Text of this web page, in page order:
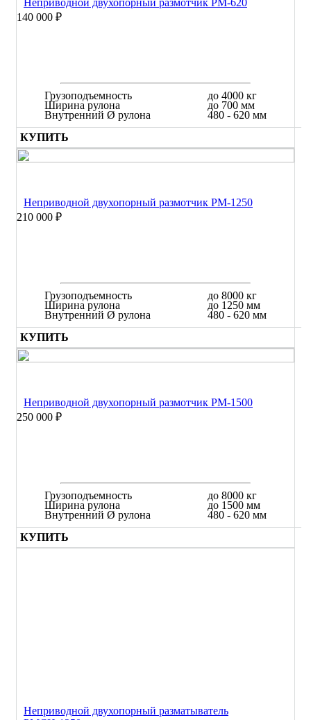
140 000 ₽
Грузоподъемность
Ширина рулона
Внутренний Ø рулона
до 4000 кг
до 700 мм
480 - 620 мм
КУПИТЬ
Неприводной двухопорный размотчик РМ-1250
210 000 ₽
Грузоподъемность
Ширина рулона
Внутренний Ø рулона
до 8000 кг
до 1250 мм
480 - 620 мм
КУПИТЬ
Неприводной двухопорный размотчик РМ-1500
250 000 ₽
Грузоподъемность
Ширина рулона
Внутренний Ø рулона
до 8000 кг
до 1500 мм
480 - 620 мм
КУПИТЬ
Неприводной двухопорный разматыватель